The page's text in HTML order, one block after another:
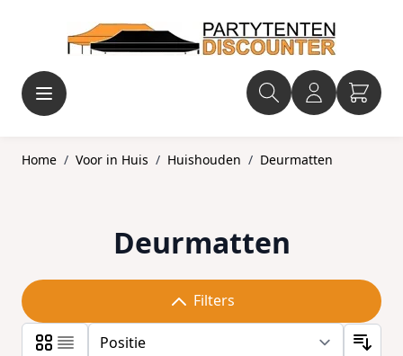
Home / Voor in Huis / Huishouden / Deurmatten
Deurmatten
Filters